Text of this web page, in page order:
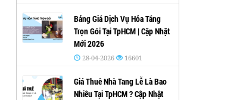
Bảng Giá Dịch Vụ Hỏa Táng
Trọn Gói Tại TpHCM | Cập Nhật
Mới 2026
28-04-2026 16601
Giá Thuê Nhà Tang Lễ Là Bao
Nhiêu Tại TpHCM ? Cập Nhật